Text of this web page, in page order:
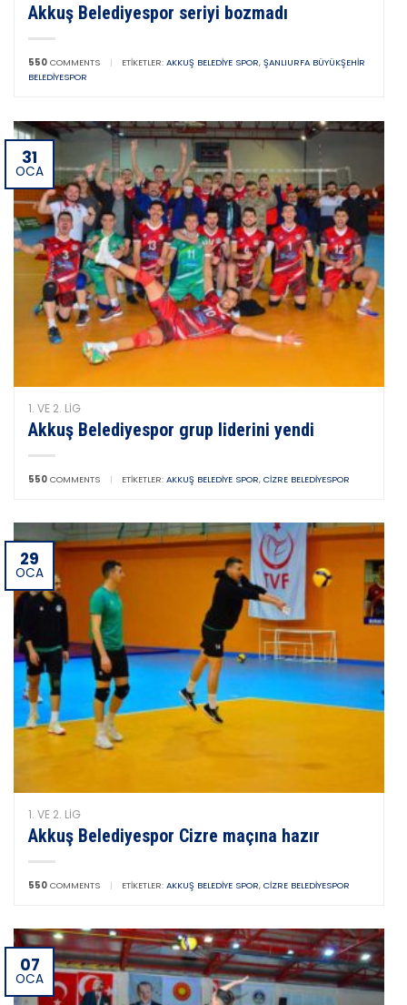
Akkuş Belediyespor seriyi bozmadı
550 COMMENTS | ETIKETLER: AKKUŞ BELEDIYE SPOR, ŞANLIURFA BÜYÜKŞEHIR
BELEDIYESPOR
31
OCA
1. VE 2. LIG
Akkuş Belediyespor grup liderini yendi
550 COMMENTS | ETIKETLER: AKKUŞ BELEDIYE SPOR, CIZRE BELEDIYESPOR
29
OCA
1. VE 2. LIG
Akkuş Belediyespor Cizre maçına hazır
550 COMMENTS | ETIKETLER: AKKUŞ BELEDIYE SPOR, CIZRE BELEDIYESPOR
07
OCA